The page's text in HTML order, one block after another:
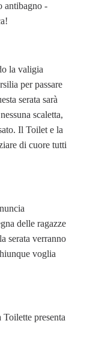
antibagno -
la valigia
per passare
serata sarà
scaletta,
Il Toilet e la
di cuore tutti
delle ragazze
serata verranno
voglia
presenta